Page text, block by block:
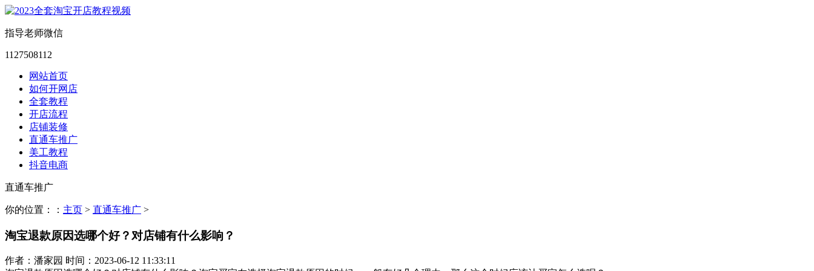
指导老师微信
1127508112
网站首页
如何开网店
全套教程
开店流程
店铺装修
直通车推广
美工教程
抖音电商
直通车推广
你的位置：： 主页 > 直通车推广 >
淘宝退款原因选哪个好？对店铺有什么影响？
作者：潘家园 时间：2023-06-12 11:33:11